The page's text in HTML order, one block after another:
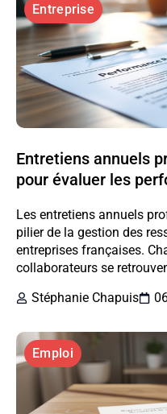
Entreprise
Entretiens annuels
pour évaluer les
Les entretiens annuels
pilier de la gestion des
entreprises françaises.
collaborateurs se
Stéphanie Chapuis
Emploi